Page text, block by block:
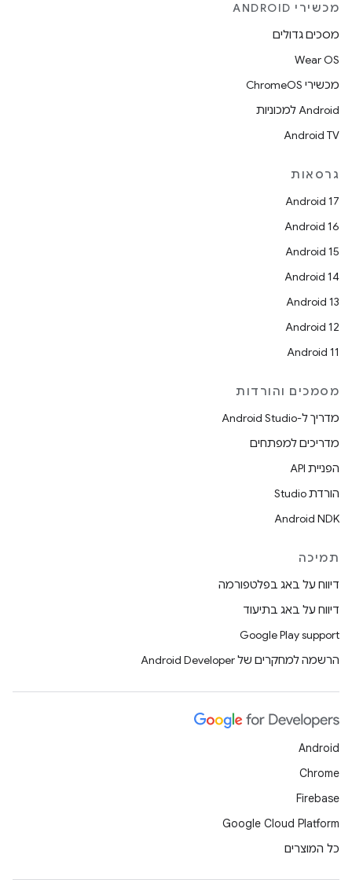
מכשירי ANDROID
מסכים גדולים
Wear OS
מכשירי ChromeOS
Android למכוניות
Android TV
גרסאות
Android 17
Android 16
Android 15
Android 14
Android 13
Android 12
Android 11
מסמכים והורדות
מדריך ל-Android Studio
מדריכים למפתחים
הפניית API
הורדת Studio
Android NDK
תמיכה
דיווח על באג בפלטפורמה
דיווח על באג בתיעוד
Google Play support
הרשמה למחקרים של Android Developer
Android
Chrome
Firebase
Google Cloud Platform
כל המוצרים